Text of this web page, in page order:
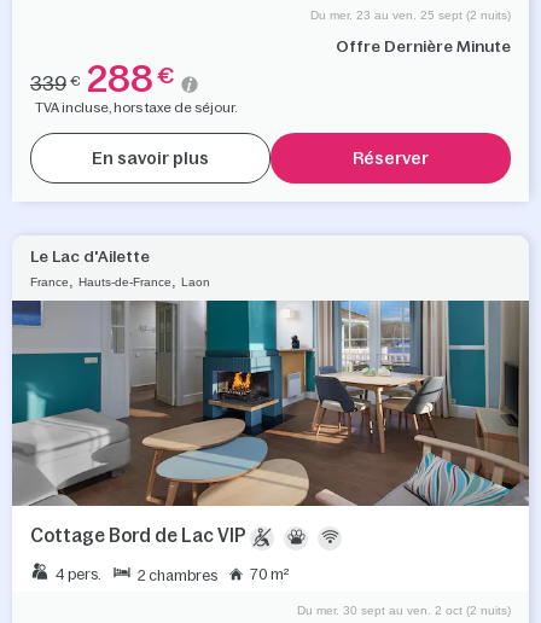
Offre Dernière Minute
Du mer. 23 au ven. 25 sept (2 nuits)
339 € 288 €
TVA incluse, hors taxe de séjour.
En savoir plus Réserver
Le Lac d'Ailette
France, Hauts-de-France, Laon
Cottage Bord de Lac VIP
4 pers. 2 chambres 70 m²
Du mer. 30 sept au ven. 2 oct (2 nuits)